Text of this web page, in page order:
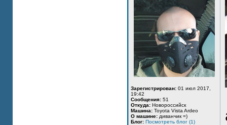
Зарегистрирован: 01 июл 2017,
19:42
Сообщения: 51
Откуда: Новороссийск
Машина: Toyota Vista Ardeo
О машине: диванчик =)
Блог: Посмотреть блог (1)